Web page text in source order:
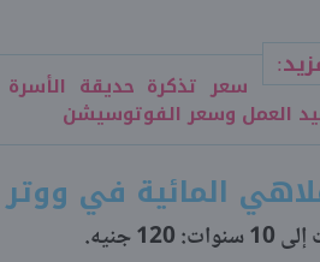
العمل وسعر الفوتوسيشن
المائية في ووتر